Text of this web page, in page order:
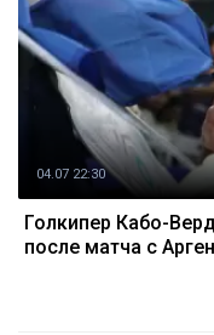
04.07 22:30
Голкипер Кабо-
после матча с